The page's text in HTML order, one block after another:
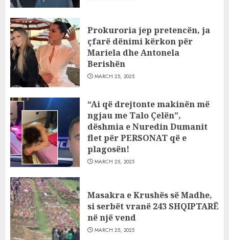
Prokuroria jep pretencën, ja
çfarë dënimi kërkon për
Mariela dhe Antonela
Berishën
MARCH 25, 2025
“Ai që drejtonte makinën më
ngjau me Talo Çelën”,
dëshmia e Nuredin Dumanit
flet për PERSONAT që e
plagosën!
MARCH 25, 2025
Masakra e Krushës së Madhe,
si serbët vranë 243 SHQIPTARË
në një vend
MARCH 25, 2025